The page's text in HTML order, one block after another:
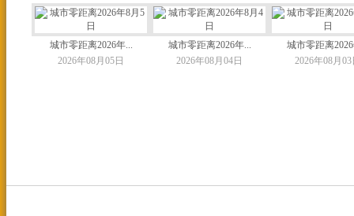
城市零距离2026年...
2026年08月05日
城市零距离2026年...
2026年08月04日
城市零距离
2026年08月03